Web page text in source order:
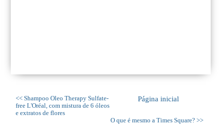
<< Shampoo Oleo Therapy Sulfate-
free L'Oréal, com mistura de 6 óleos
e extratos de flores
O que é mesmo a Times Square? >>
Página inicial